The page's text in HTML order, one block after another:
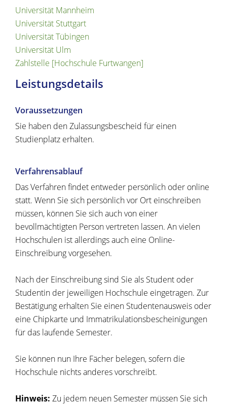
Universität Mannheim
Universität Stuttgart
Universität Tübingen
Universität Ulm
Zahlstelle [Hochschule Furtwangen]
Leistungsdetails
Voraussetzungen
Sie haben den Zulassungsbescheid für einen
Studienplatz erhalten.
Verfahrensablauf
Das Verfahren findet entweder persönlich oder online
statt. Wenn Sie sich persönlich vor Ort einschreiben
müssen, können Sie sich auch von einer
bevollmächtigten Person vertreten lassen. An vielen
Hochschulen ist allerdings auch eine Online-
Einschreibung vorgesehen.
Nach der Einschreibung sind Sie als Student oder
Studentin der jeweiligen Hochschule eingetragen. Zur
Bestätigung erhalten Sie einen Studentenausweis oder
eine Chipkarte und Immatrikulationsbescheinigungen
für das laufende Semester.
Sie können nun Ihre Fächer belegen, sofern die
Hochschule nichts anderes vorschreibt.
Hinweis: Zu jedem neuen Semester müssen Sie sich